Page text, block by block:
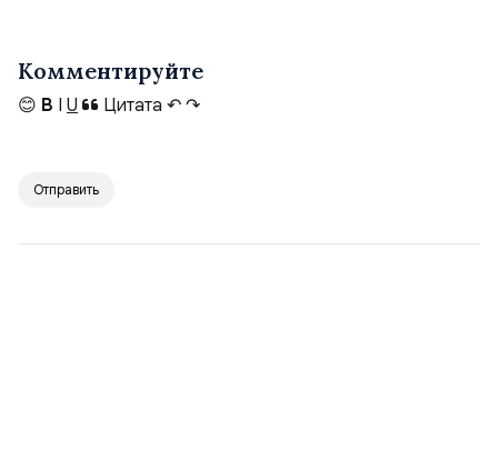
Комментируйте
😊 B I U Цитата ↶ ↷
Отправить